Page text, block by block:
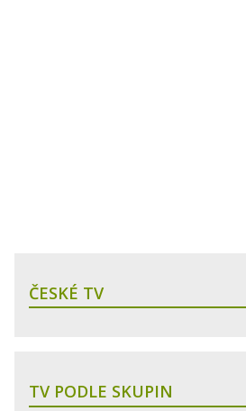
ČESKÉ TV
TV PODLE SKUPIN